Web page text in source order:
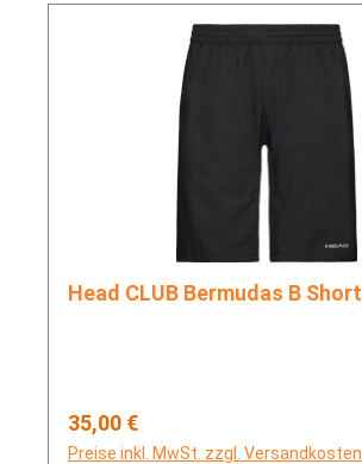
Head CLUB Bermudas B Short
Regulärer Preis:
35,00 €
Preise inkl. MwSt. zzgl. Versandkosten